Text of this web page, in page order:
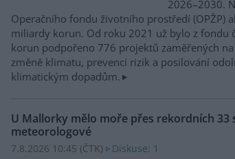
2026–2030.
Operačního fondu životního prostředí (OPŽP)
miliardy korun. Od roku 2021 už bylo z fondu
korun podpořeno 776 projektů zaměřených
změně klimatu, prevenci rizik a posilování
klimatickým dopadům.
U Mallorky mělo moře přes rekordních 33
meteorologové
7.8.2026 10:45 (ČTK) Diskuse: 1